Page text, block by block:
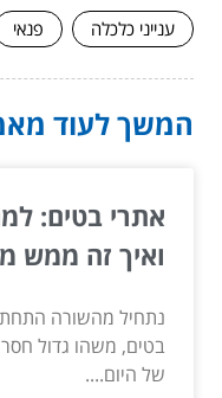
ענייני כלכלה פנאי
המשך לעוד
אתרי בטים:
ואיך זה ממש
נתחיל מהשורה
בטים, משהו גדול חסר
של היום....